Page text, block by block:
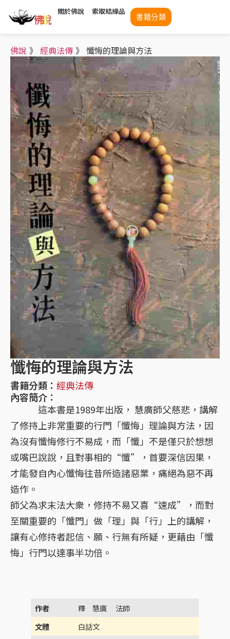
關於佛說 索取結緣品
書籍分類
佛說 》 經典法傳 》 懺悔的理論與方法
懺悔的理論與方法
書籍分類： 經典法傳
內容簡介：
這本書是1989年出版， 慧廣師父慈悲，講解
了修持上非常重要的行門「懺悔」理論與方法，因
為沒有懺悔修行不易成，而「懺」不是僅只於想想
或嘴巴說說，且對事相的“懺”，首要深信因果，
才能發自內心懺悔往昔所造諸惡業，痛絕為惡不再
造作。
師父為求末法大衆，修持不易又喜“速成”，而對
至關重要的「懺門」做「理」與「行」上的講解，
讓有心修持者起信、願、行無有所疑，更藉由「懺
悔」行門以達事半功倍。
作者 釋 慧廣 法師
文體 白話文